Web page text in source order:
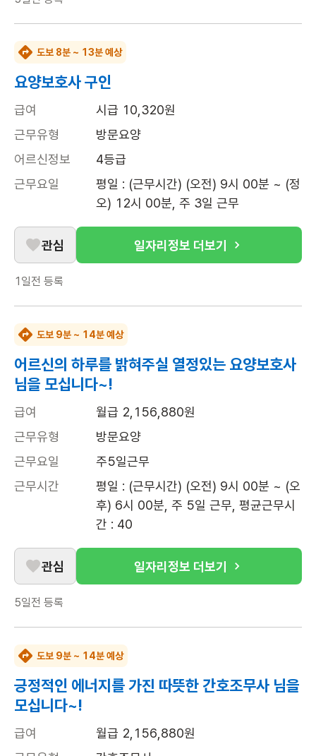
도보 8분 ~ 13분 예상
요양보호사 구인
급여
시급 10,320원
근무유형
방문요양
어르신정보
4등급
근무요일
평일 : (근무시간) (오전) 9시 00분 ~ (정
오) 12시 00분, 주 3일 근무
관심 일자리정보 더보기
1일전 등록
도보 9분 ~ 14분 예상
어르신의 하루를 밝혀주실 열정있는 요양보호사
님을 모십니다~!
급여
월급 2,156,880원
근무유형
방문요양
근무요일
주5일근무
근무시간
평일 : (근무시간) (오전) 9시 00분 ~ (오
후) 6시 00분, 주 5일 근무, 평균근무시
간 : 40
관심 일자리정보 더보기
5일전 등록
도보 9분 ~ 14분 예상
긍정적인 에너지를 가진 따뜻한 간호조무사 님을
모십니다~!
급여
월급 2,156,880원